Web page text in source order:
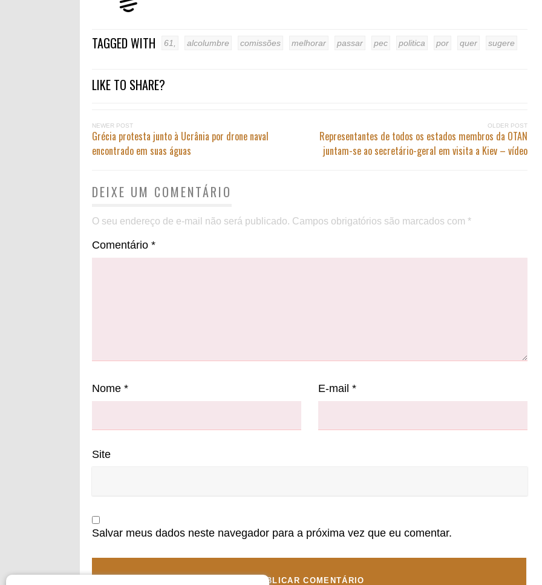
TAGGED WITH 61, alcolumbre comissões melhorar passar pec politica por quer sugere
LIKE TO SHARE?
NEWER POST
Grécia protesta junto à Ucrânia por drone naval
encontrado em suas águas
OLDER POST
Representantes de todos os estados membros da OTAN
juntam-se ao secretário-geral em visita a Kiev – vídeo
DEIXE UM COMENTÁRIO
O seu endereço de e-mail não será publicado. Campos obrigatórios são marcados com *
Comentário *
Nome * E-mail*
Site
Salvar meus dados neste navegador para a próxima vez que eu comentar.